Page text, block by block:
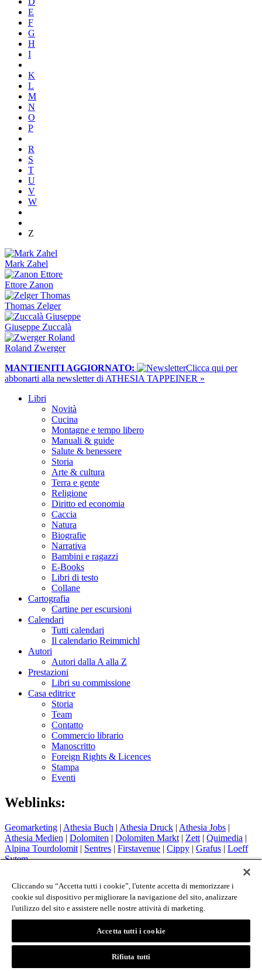
E
F
G
H
I
K
L
M
N
O
P
R
S
T
U
V
W
Z
Mark Zahel
Ettore Zanon
Thomas Zelger
Giuseppe Zuccalà
Roland Zwerger
MANTIENITI AGGIORNATO:
​Clicca qui per
abbonarti alla newsletter di ATHESIA TAPPEINER »
Libri
Novità
Cucina
Montagne e tempo libero
Manuali & guide
Salute & benessere
Storia
Arte & cultura
Terra e gente
Religione
Diritto ed economia
Caccia
Natura
Biografie
Narrativa
Bambini e ragazzi
E-Books
Libri di testo
Collane
Cartografia
Cartine per escursioni
Calendari
Tutti calendari
Il calendario Reimmichl
Autori
Autori dalla A alla Z
Prestazioni
Libri su commissione
Casa editrice
Storia
Team
Contatto
Commercio librario
Manoscritto
Foreign Rights & Licences
Stampa
Eventi
Weblinks:
Geomarketing | Athesia Buch | Athesia Druck | Athesia Jobs |
Athesia Medien | Dolomiten | Dolomiten Markt | Zett | Quimedia |
Alpina Tourdolomit | Sentres | Firstavenue | Cippy | Grafus | Loeff
Sytem
Colophon
Privacy Policy
Cookie Policy
Cliccando su “Accetta tutti i cookie”, l'utente accetta di memorizzare i
cookie sul dispositivo per migliorare la navigazione del sito, analizzare
l'utilizzo del sito e assistere nelle nostre attività di marketing.
Accetta tutti i cookie
Rifiuta tutti